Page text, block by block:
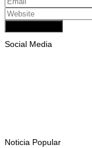
Social Media
Noticia Popular